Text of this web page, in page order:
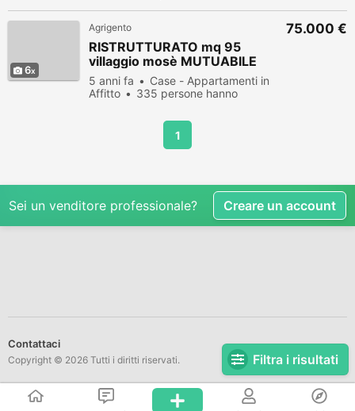
Filtra i risultati
6
Agrigento
RISTRUTTURATO mq 95
villaggio mosè MUTUABILE
5 anni fa
Case - Appartamenti in
Affitto
335 persone hanno
75.000 €
1
Sei un venditore professionale? Creare un account
Contattaci
Copyright © 2026 Tutti i diritti riservati.